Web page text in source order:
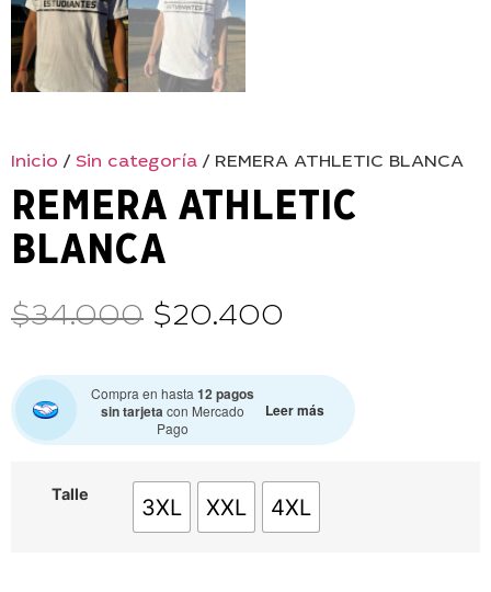
Inicio / Sin categoría / REMERA ATHLETIC BLANCA
REMERA ATHLETIC
BLANCA
$34.000 $20.400
Compra en hasta12 pagos
sin tarjeta con Mercado
Pago
Leer más
Talle 3XL XXL 4XL